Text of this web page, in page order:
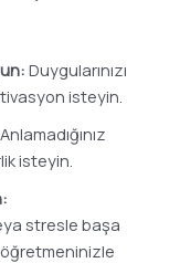
Duygularınızı
isteyin.
Anlamadığınız
isteyin.
stresle başa
öğretmeninizle